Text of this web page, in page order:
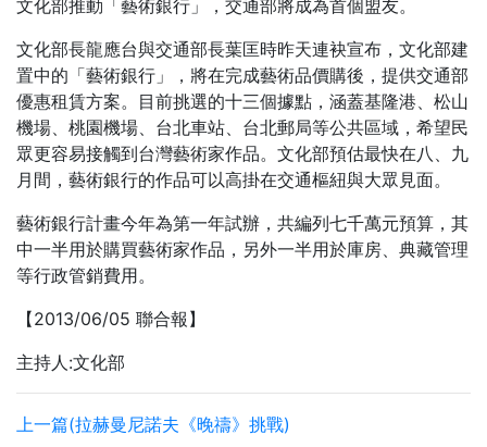
文化部推動「藝術銀行」，交通部將成為首個盟友。
文化部長龍應台與交通部長葉匡時昨天連袂宣布，文化部建
置中的「藝術銀行」，將在完成藝術品價購後，提供交通部
優惠租賃方案。目前挑選的十三個據點，涵蓋基隆港、松山
機場、桃園機場、台北車站、台北郵局等公共區域，希望民
眾更容易接觸到台灣藝術家作品。文化部預估最快在八、九
月間，藝術銀行的作品可以高掛在交通樞紐與大眾見面。
藝術銀行計畫今年為第一年試辦，共編列七千萬元預算，其
中一半用於購買藝術家作品，另外一半用於庫房、典藏管理
等行政管銷費用。
【2013/06/05 聯合報】
主持人:文化部
上一篇(拉赫曼尼諾夫《晚禱》挑戰)